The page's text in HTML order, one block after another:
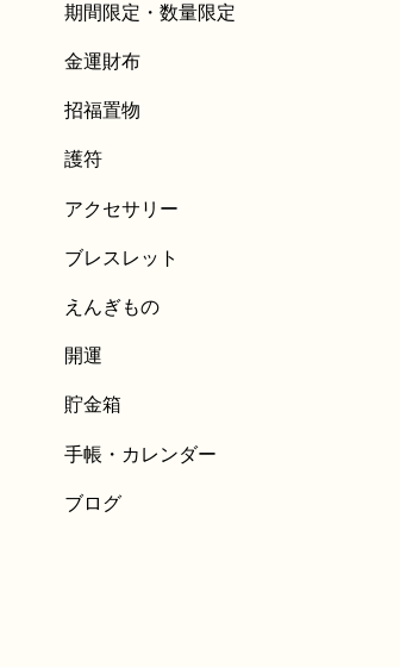
期間限定・数量限定
金運財布
招福置物
護符
アクセサリー
ブレスレット
えんぎもの
開運
貯金箱
手帳・カレンダー
ブログ